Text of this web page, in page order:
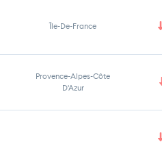
Île-De-France
Provence-Alpes-Côte
D'Azur